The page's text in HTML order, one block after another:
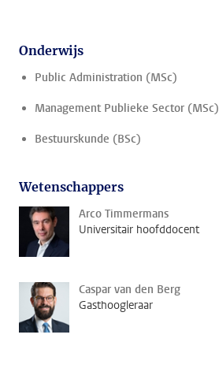
Onderwijs
Public Administration (MSc)
Management Publieke Sector (MSc)
Bestuurskunde (BSc)
Wetenschappers
Arco Timmermans
Universitair hoofddocent
Caspar van den Berg
Gasthoogleraar